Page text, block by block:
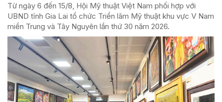
Từ ngày 6 đến 15/8, Hội Mỹ thuật Việt Nam phối hợp với
UBND tỉnh Gia Lai tổ chức Triển lãm Mỹ thuật khu vực V Nam
miền Trung và Tây Nguyên lần thứ 30 năm 2026.